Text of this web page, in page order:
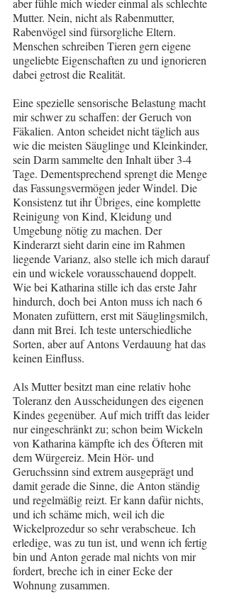
aber fühle mich wieder einmal als schlechte
Mutter. Nein, nicht als Rabenmutter,
Rabenvögel sind fürsorgliche Eltern.
Menschen schreiben Tieren gern eigene
ungeliebte Eigenschaften zu und ignorieren
dabei getrost die Realität.
Eine spezielle sensorische Belastung macht
mir schwer zu schaffen: der Geruch von
Fäkalien. Anton scheidet nicht täglich aus
wie die meisten Säuglinge und Kleinkinder,
sein Darm sammelte den Inhalt über 3-4
Tage. Dementsprechend sprengt die Menge
das Fassungsvermögen jeder Windel. Die
Konsistenz tut ihr Übriges, eine komplette
Reinigung von Kind, Kleidung und
Umgebung nötig zu machen. Der
Kinderarzt sieht darin eine im Rahmen
liegende Varianz, also stelle ich mich darauf
ein und wickele vorausschauend doppelt.
Wie bei Katharina stille ich das erste Jahr
hindurch, doch bei Anton muss ich nach 6
Monaten zufüttern, erst mit Säuglingsmilch,
dann mit Brei. Ich teste unterschiedliche
Sorten, aber auf Antons Verdauung hat das
keinen Einfluss.
Als Mutter besitzt man eine relativ hohe
Toleranz den Ausscheidungen des eigenen
Kindes gegenüber. Auf mich trifft das leider
nur eingeschränkt zu; schon beim Wickeln
von Katharina kämpfte ich des Öfteren mit
dem Würgereiz. Mein Hör- und
Geruchssinn sind extrem ausgeprägt und
damit gerade die Sinne, die Anton ständig
und regelmäßig reizt. Er kann dafür nichts,
und ich schäme mich, weil ich die
Wickelprozedur so sehr verabscheue. Ich
erledige, was zu tun ist, und wenn ich fertig
bin und Anton gerade mal nichts von mir
fordert, breche ich in einer Ecke der
Wohnung zusammen.